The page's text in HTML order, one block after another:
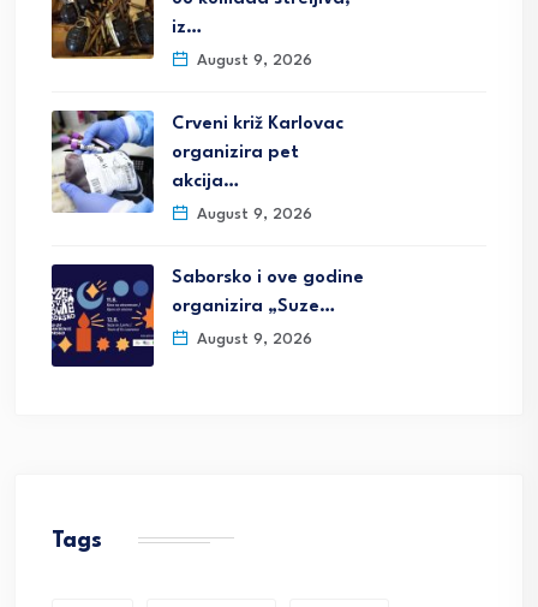
iz…
August 9, 2026
Crveni križ Karlovac
organizira pet
akcija…
August 9, 2026
Saborsko i ove godine
organizira „Suze…
August 9, 2026
Tags